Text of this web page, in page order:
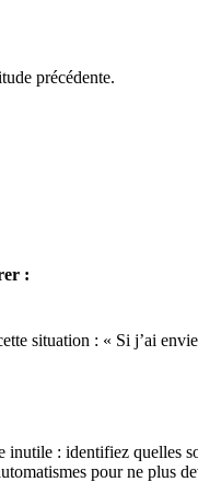
précédente.
:
situation : « Si j’ai
: identifiez quelles
pour ne plus